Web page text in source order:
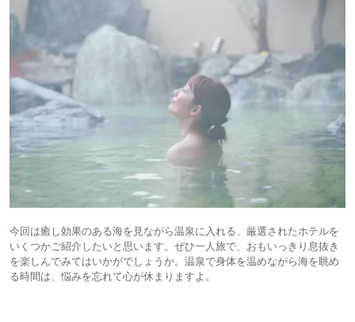
今回は癒し効果のある海を見ながら温泉に入れる、厳選されたホテルを
いくつかご紹介したいと思います。ぜひ一人旅で、おもいっきり息抜き
を楽しんでみてはいかがでしょうか。温泉で身体を温めながら海を眺め
る時間は、悩みを忘れて心が休まりますよ。